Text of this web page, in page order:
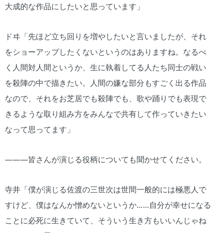
大成的な作品にしたいと思っています」
ドヰ「先ほど立ち回りを増やしたいと言いましたが、それ
をショーアップしたくないというのはありますね。なるべ
く人間対人間というか、生に執着してる人たち同士の戦い
を殺陣の中で描きたい。人間の嫌な部分もすごく出る作品
なので、それをお芝居でも殺陣でも、歌や踊りでも表現で
きるような取り組み方をみんなで共有して作っていきたい
なって思ってます」
―――皆さんが演じる役柄についても聞かせてください。
寺井「僕が演じる佐渡の三世次は世間一般的には極悪人で
すけど、僕はなんか憎めないというか……自分が幸せになる
ことに必死に生きていて、そういう生き方もいいんじゃね